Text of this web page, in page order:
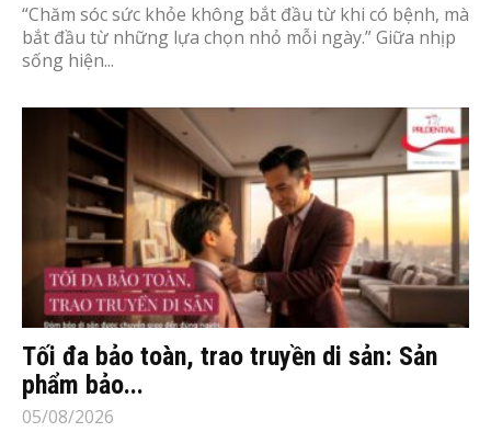
“Chăm sóc sức khỏe không bắt đầu từ khi có bệnh, mà
bắt đầu từ những lựa chọn nhỏ mỗi ngày.” Giữa nhịp
sống hiện...
Tối đa bảo toàn, trao truyền di sản: Sản
phẩm bảo...
05/08/2026